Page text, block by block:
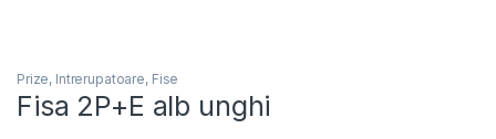
Prize, Intrerupatoare, Fise
Fisa 2P+E alb unghi